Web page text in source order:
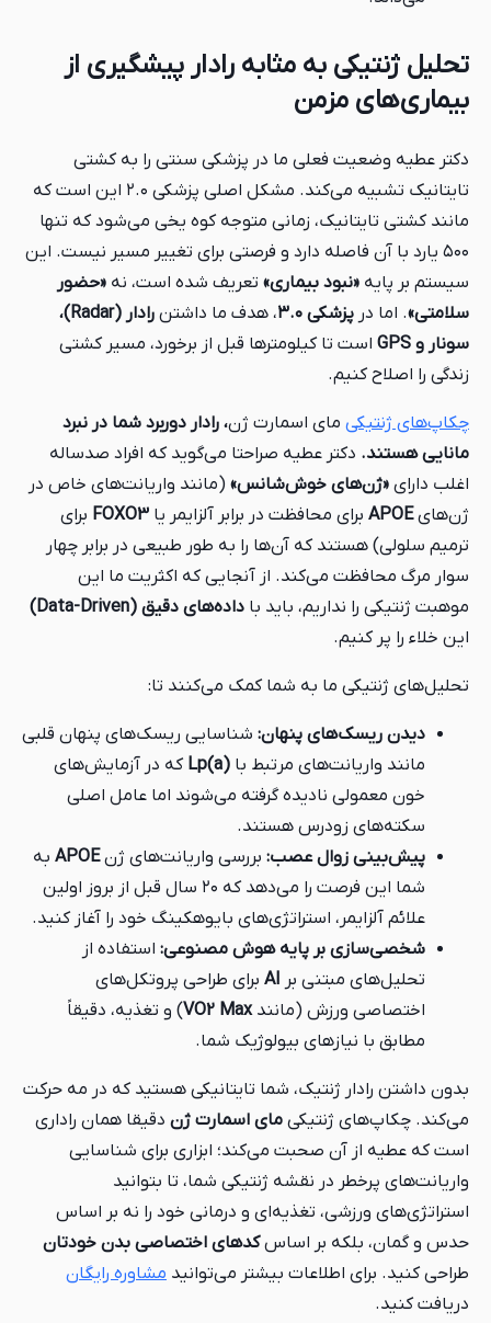
تحلیل ژنتیکی به مثابه رادار پیشگیری از
بیماری‌های مزمن
دکتر عطیه وضعیت فعلی ما در پزشکی سنتی را به کشتی
تایتانیک تشبیه می‌کند. مشکل اصلی پزشکی ۲.۰ این است که
مانند کشتی تایتانیک، زمانی متوجه کوه یخی می‌شود که تنها
۵۰۰ یارد با آن فاصله دارد و فرصتی برای تغییر مسیر نیست. این
سیستم بر پایه «نبود بیماری» تعریف شده است، نه «حضور
سلامتی». اما در پزشکی ۳.۰ ، هدف ما داشتن
رادار (Radar)،
سونار و GPS
است تا کیلومترها قبل از برخورد، مسیر کشتی
زندگی را اصلاح کنیم.
چکاپ‌های ژنتیکی مای اسمارت ژن، رادار دوربرد شما در نبرد
مانایی هستند. دکتر عطیه صراحتا می‌گوید که افراد صدساله
اغلب دارای «ژن‌های خوش‌شانس» (مانند واریانت‌های خاص در
ژن‌هایAPOE برای محافظت در برابر آلزایمر یا FOXO3 برای
ترمیم سلولی) هستند که آن‌ها را به طور طبیعی در برابر چهار
سوار مرگ محافظت می‌کند. از آنجایی که اکثریت ما این
موهبت ژنتیکی را نداریم، باید با داده‌های دقیق (Data-Driven)
این خلاء را پر کنیم.
تحلیل‌های ژنتیکی ما به شما کمک می‌کنند تا:
دیدن ریسک‌های پنهان: شناسایی ریسک‌های پنهان قلبی
مانند واریانت‌های مرتبط با Lp(a) که در آزمایش‌های
خون معمولی نادیده گرفته می‌شوند اما عامل اصلی
سکته‌های زودرس هستند.
پیش‌بینی زوال عصب: بررسی واریانت‌های ژنAPOE به
شما این فرصت را می‌دهد که ۲۰ سال قبل از بروز اولین
علائم آلزایمر، استراتژی‌های بایوهکینگ خود را آغاز کنید.
شخصی‌سازی بر پایه هوش مصنوعی: استفاده از
تحلیل‌های مبتنی بر AI برای طراحی پروتکل‌های
اختصاصی ورزش (مانندVO2 Max) و تغذیه، دقیقاً
مطابق با نیازهای بیولوژیک شما.
بدون داشتن رادار ژنتیک، شما تایتانیکی هستید که در مه حرکت
می‌کند. چکاپ‌های ژنتیکی مای اسمارت ژن دقیقا همان راداری
است که عطیه از آن صحبت می‌کند؛ ابزاری برای شناسایی
واریانت‌های پرخطر در نقشه ژنتیکی شما، تا بتوانید
استراتژی‌های ورزشی، تغذیه‌ای و درمانی خود را نه بر اساس
حدس و گمان، بلکه بر اساسکدهای اختصاصی بدن خودتان
طراحی کنید. برای اطلاعات بیشتر می‌توانید مشاوره رایگان
دریافت کنید.